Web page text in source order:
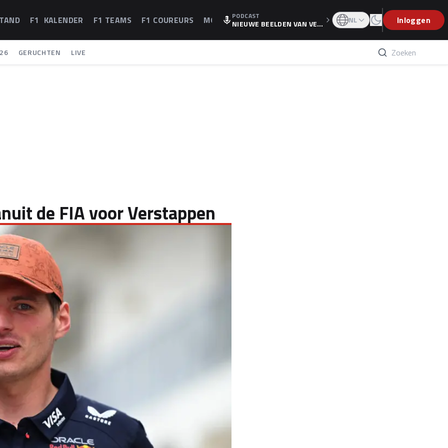
F1 KALENDER F1 TEAMS F1 COUREURS MOTOGPPODCAST
NIEUWE BEELDEN VAN VER
WEET IS ER NU GETEKEND'
NL Inloggen
GERUCHTEN LIVE
de FIA voor Verstappen